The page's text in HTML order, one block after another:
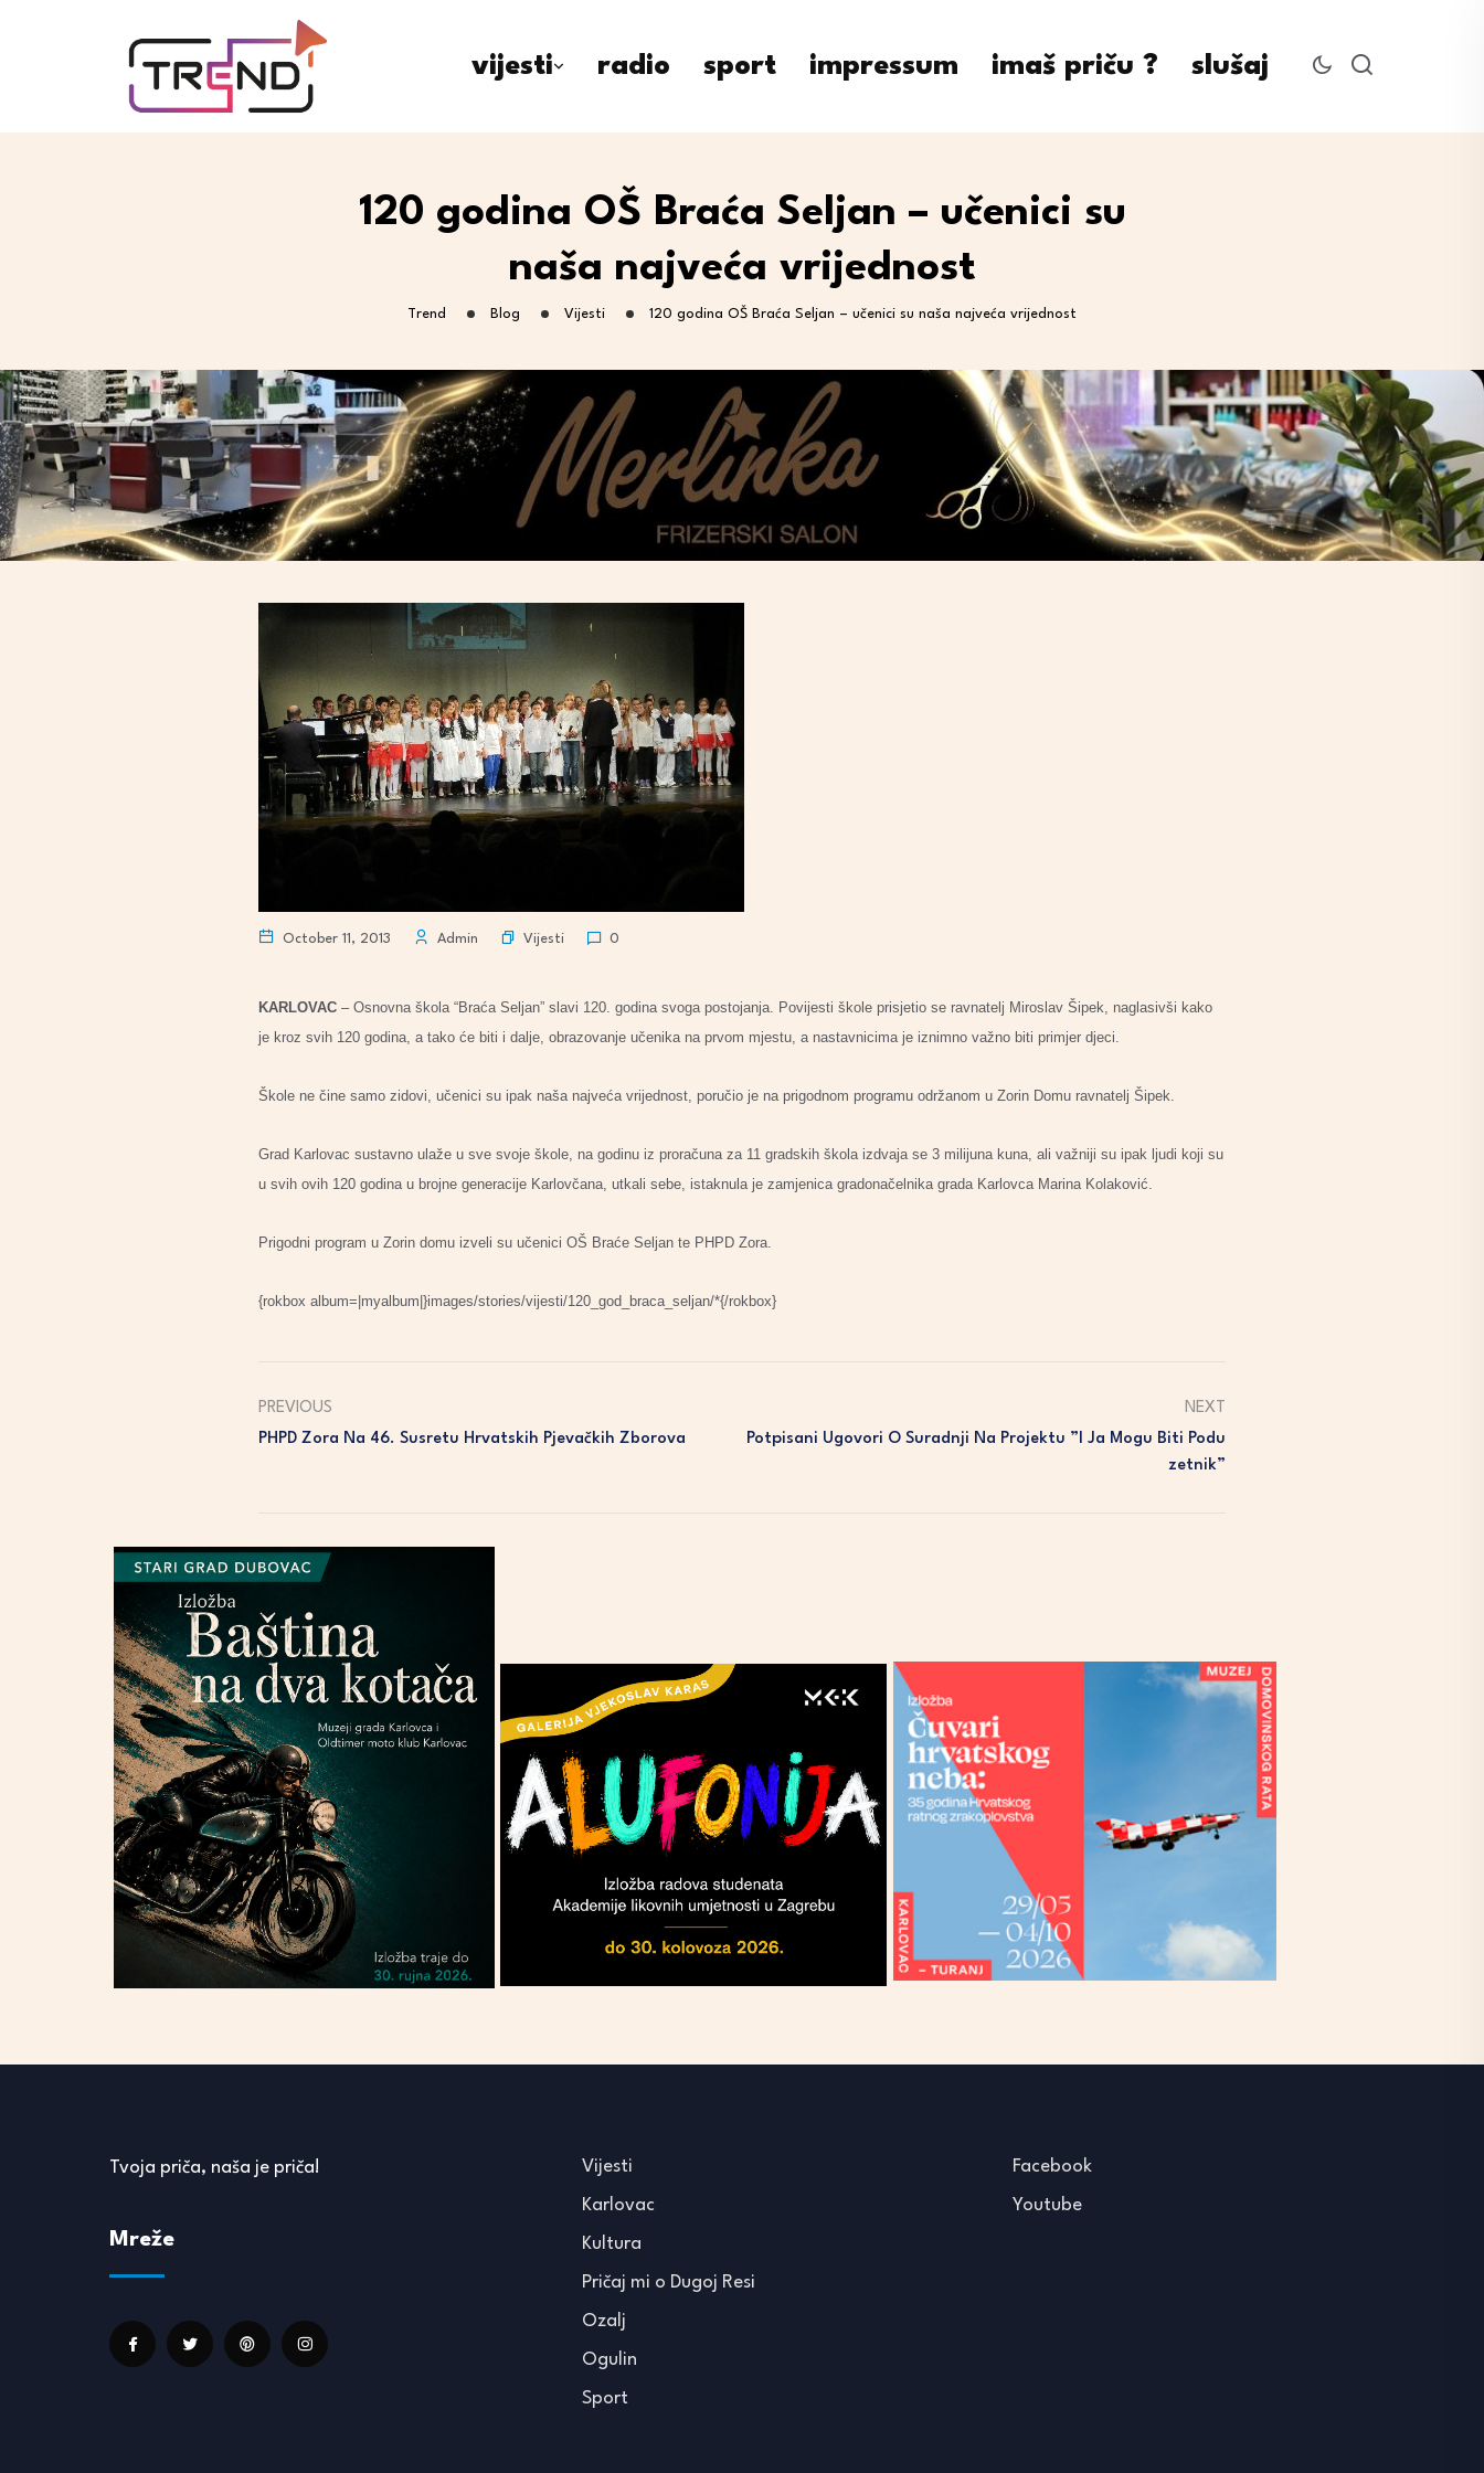
vijesti radio sport impressum imaš priču ? slušaj
120 godina OŠ Braća Seljan – učenici su
naša najveća vrijednost
Trend Blog Vijesti 120 godina OŠ Braća Seljan – učenici su naša najveća vrijednost
October 11, 2013 Admin Vijesti 0
KARLOVAC – Osnovna škola “Braća Seljan” slavi 120. godina svoga postojanja. Povijesti škole prisjetio se ravnatelj Miroslav Šipek, naglasivši kako
je kroz svih 120 godina, a tako će biti i dalje, obrazovanje učenika na prvom mjestu, a nastavnicima je iznimno važno biti primjer djeci.
Škole ne čine samo zidovi, učenici su ipak naša najveća vrijednost, poručio je na prigodnom programu održanom u Zorin Domu ravnatelj Šipek.
Grad Karlovac sustavno ulaže u sve svoje škole, na godinu iz proračuna za 11 gradskih škola izdvaja se 3 milijuna kuna, ali važniji su ipak ljudi koji su
u svih ovih 120 godina u brojne generacije Karlovčana, utkali sebe, istaknula je zamjenica gradonačelnika grada Karlovca Marina Kolaković.
Prigodni program u Zorin domu izveli su učenici OŠ Braće Seljan te PHPD Zora.
{rokbox album=|myalbum|}images/stories/vijesti/120_god_braca_seljan/*{/rokbox}
PREVIOUS
PHPD Zora Na 46. Susretu Hrvatskih Pjevačkih Zborova
NEXT
Potpisani Ugovori O Suradnji Na Projektu ”I Ja Mogu Biti Podu
Zetnik”
Tvoja priča, naša je priča!
Mreže
Vijesti
Karlovac
Kultura
Pričaj mi o Dugoj Resi
Ozalj
Ogulin
Sport
Facebook
Youtube